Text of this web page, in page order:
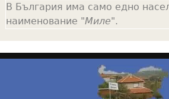
a
g
e
В България има само едно
наименование "Миле".